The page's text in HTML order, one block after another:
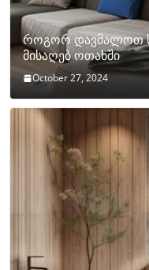
როგორ დავმალოთ
მისაღებ ოთახში
October 27, 2024